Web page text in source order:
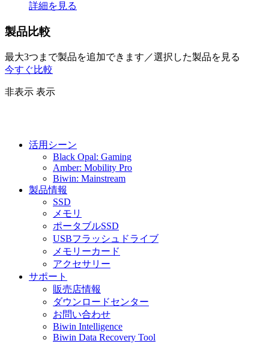
詳細を見る
製品比較
最大3つまで製品を追加できます／選択した製品を見る
今すぐ比較
非表示 表示
活用シーン
Black Opal: Gaming
Amber: Mobility Pro
Biwin: Mainstream
製品情報
SSD
メモリ
ポータブルSSD
USBフラッシュドライブ
メモリーカード
アクセサリー
サポート
販売店情報
ダウンロードセンター
お問い合わせ
Biwin Intelligence
Biwin Data Recovery Tool